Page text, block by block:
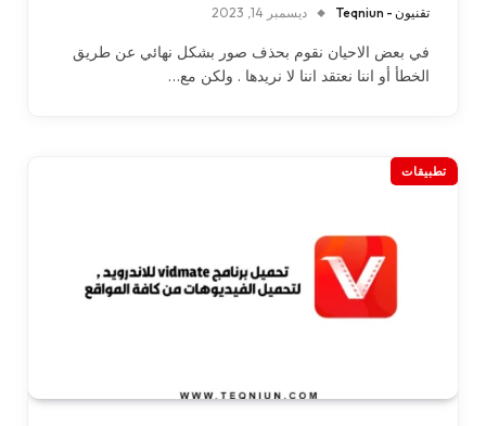
تقنيون - Teqniun ديسمبر 14, 2023
في بعض الاحيان نقوم بحذف صور بشكل نهائي عن طريق
الخطأ أو اننا نعتقد اننا لا نريدها . ولكن مع…
تطبيقات